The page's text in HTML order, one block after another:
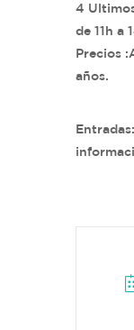
4
de 11h a
Precios
años.